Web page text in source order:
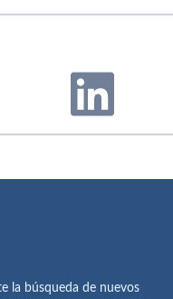
la búsqueda de nuevos